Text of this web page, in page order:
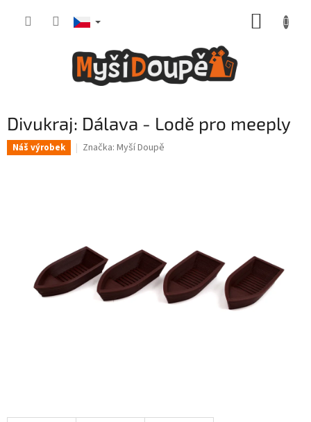
Divukraj: Dálava - Lodě pro meeply
Náš výrobek Značka: Myší Doupě